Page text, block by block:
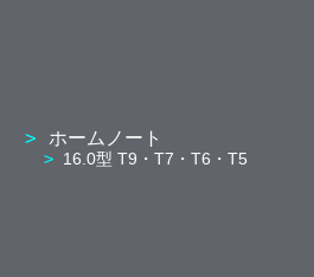
ホームノート
16.0型 T9・T7・T6・T5